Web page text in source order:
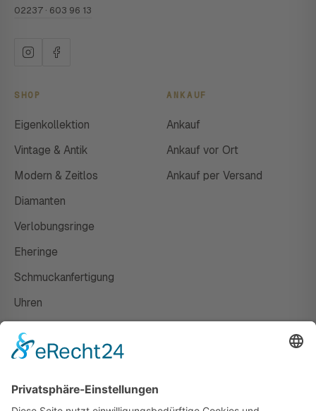
02237 · 603 96 13
SHOP
Eigenkollektion
Vintage & Antik
Modern & Zeitlos
Diamanten
Verlobungsringe
Eheringe
Schmuckanfertigung
Uhren
ANKAUF
Ankauf
Ankauf vor Ort
Ankauf per Versand
Susanne Steiger